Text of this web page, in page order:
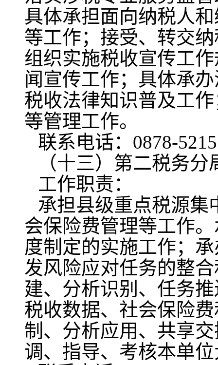
具体承担面向纳税人
等工作；接受、转交
组织实施税收宣传工
闻宣传工作；具体承
税收法律知识普及工
等管理工作。
联系电话：0878-
（十三）第二税务分
工作职责：
承担县级重点税源集
会保险费管理等工作
度制定的实施工作；
发风险应对任务的整
建、分析识别、任务
税收数据、社会保险
制、分析应用、共享
调、指导、考核本单